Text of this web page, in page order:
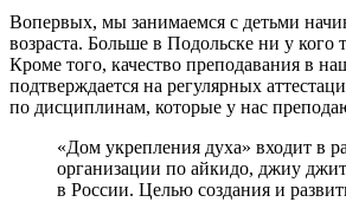
Во­первых, мы занимаемся с детьми
возраста. Больше в Подольске ни у кого
Кроме того, качество преподавания в
подтверждается на регулярных
по дисциплинам, которые у нас
«Дом укрепления духа» входит в
организации по айкидо, джиу
в России. Целью создания и